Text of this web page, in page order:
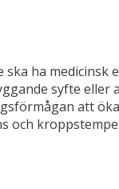
ha medicinsk
syfte eller
att
och